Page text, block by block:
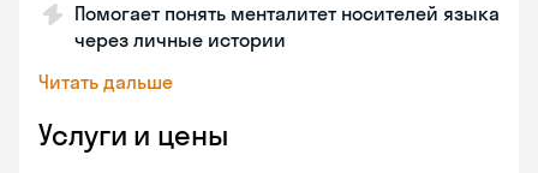
Помогает понять менталитет носителей языка
через личные истории
Читать дальше
Услуги и цены